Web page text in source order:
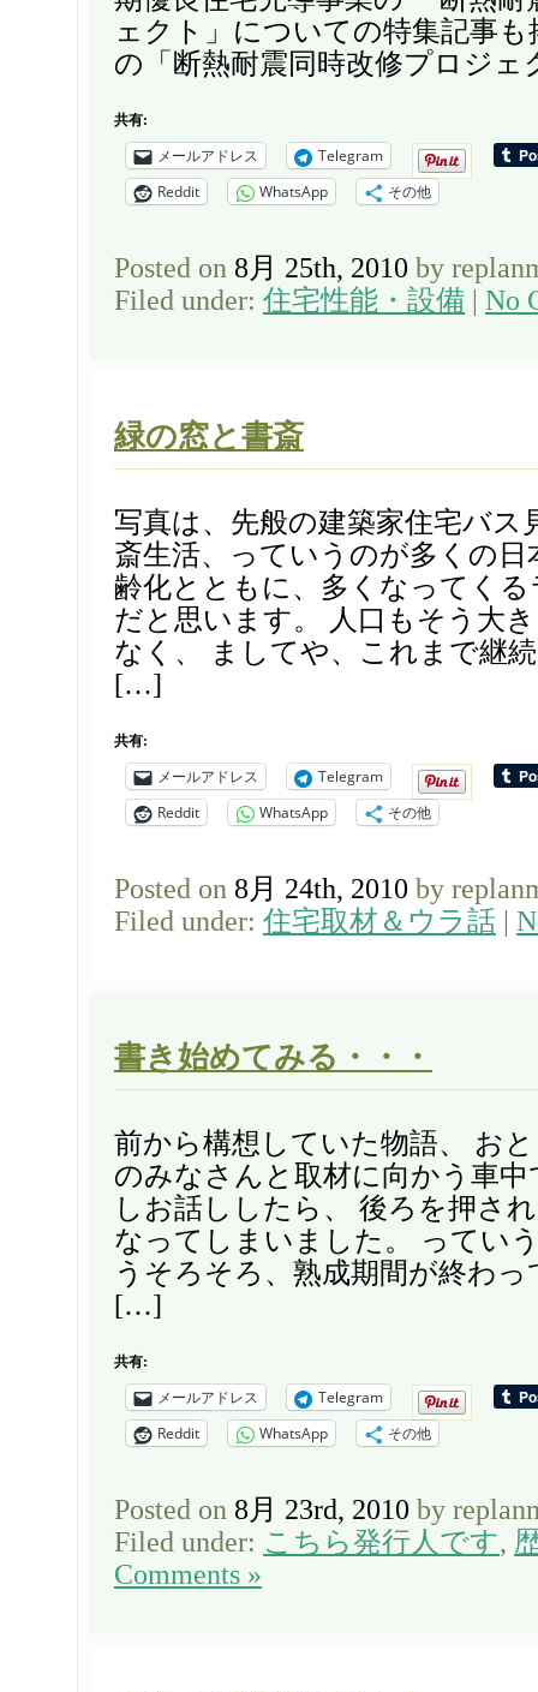
ェクト」についての特集記事
の「断熱耐震同時改修プロジ
共有:
メールアドレス
Telegram
Reddit
WhatsApp その他
Posted on 8月 25th, 2010 by
Filed under: 住宅性能・設備 No
緑の窓と書斎
写真は、先般の建築家住宅バス
斎生活、っていうのが多くの日
齢化とともに、多くなってく
だと思います。 人口もそう大
なく、 ましてや、これまで継
[…]
共有:
メールアドレス
Telegram
Reddit
WhatsApp その他
Posted on 8月 24th, 2010 by
Filed under: 住宅取材＆ウラ話
書き始めてみる・・・
前から構想していた物語、 お
のみなさんと取材に向かう車
しお話ししたら、 後ろを押さ
なってしまいました。 ってい
うそろそろ、熟成期間が終わっ
[…]
共有:
メールアドレス
Telegram
Reddit
WhatsApp その他
Posted on 8月 23rd, 2010 by
Filed under: こちら発行人です,
Comments »